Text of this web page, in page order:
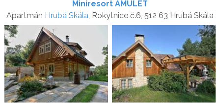
Miniresort AMULET
Apartmán Hrubá Skála, Rokytnice č.6, 512 63 Hrubá Skála